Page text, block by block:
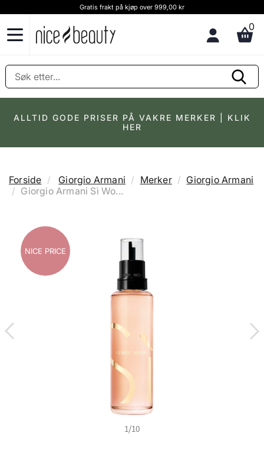
Gratis frakt på kjøp over 999,00 kr
0
ALLTID GODE PRISER PÅ VAKRE MERKER | KLIK
HER
Forside Giorgio Armani Merker
Giorgio Armani
Giorgio Armani Sì Wo...
NICE PRICE
NICE PRICE
NICE PRICE
NICE PRICE
NICE PRICE
NICE PRICE
NICE PRICE
NICE PRICE
NICE PRICE
NICE PRICE
1/10